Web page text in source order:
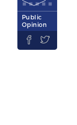
Public
Opinion
 